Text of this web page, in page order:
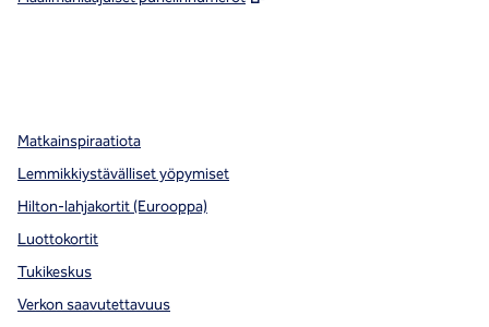
Matkainspiraatiota
Lemmikkiystävälliset yöpymiset
Hilton-lahjakortit (Eurooppa)
Luottokortit
Tukikeskus
Verkon saavutettavuus